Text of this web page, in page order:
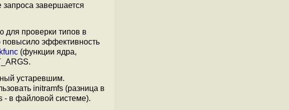
завершается
проверки типов в
повысило эффективность
kfunc (функции ядра,
устаревшим.
initramfs (разница в
- в файловой системе).